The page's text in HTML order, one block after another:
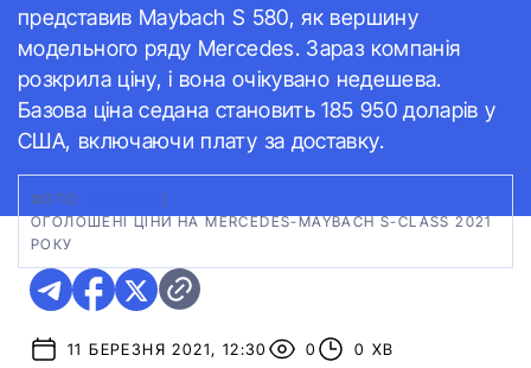
представив Maybach S 580, як вершину
модельного ряду Mercedes. Зараз компанія
розкрила ціну, і вона очікувано недешева.
Базова ціна седана становить 185 950 доларів у
США, включаючи плату за доставку.
ФОТО:
ОГОЛОШЕНІ ЦІНИ НА MERCEDES-MAYBACH S-CLASS 2021
РОКУ
11 БЕРЕЗНЯ 2021, 12:30 0 0 ХВ